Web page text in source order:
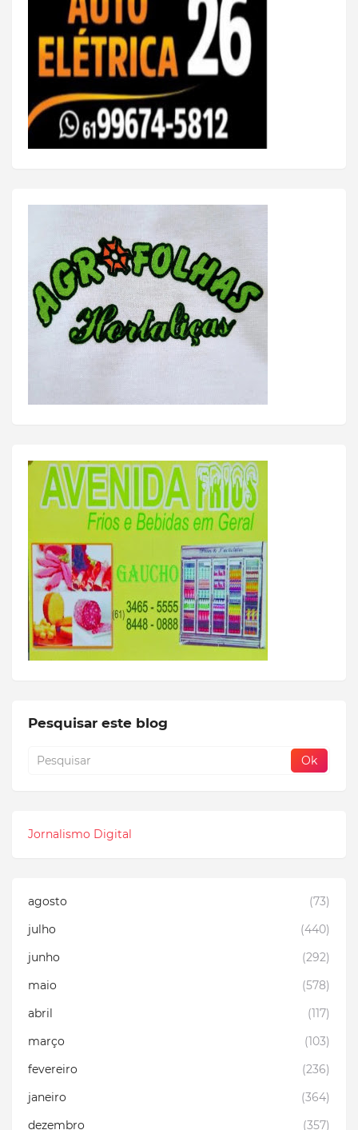
Pesquisar este blog
Jornalismo Digital
agosto
(73)
julho
(440)
junho
(292)
maio
(578)
abril
(117)
março
(103)
fevereiro
(236)
janeiro
(364)
dezembro
(357)